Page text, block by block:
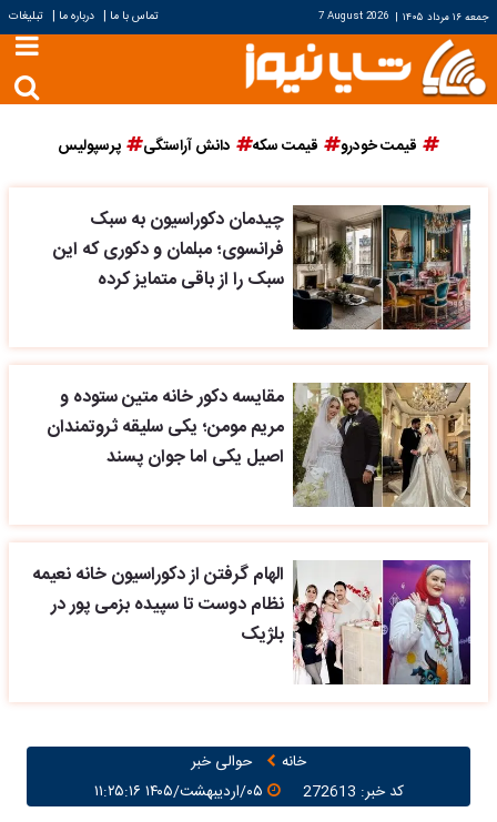
جمعه ۱۶ مرداد ۱۴۰۵ |
7 August 2026 تماس با ما | درباره ما | تبلیغات
قیمت خودرو قیمت سکه دانش آراستگی پرسپولیس
چیدمان دکوراسیون به سبک
فرانسوی؛ مبلمان و دکوری که این
سبک را از باقی متمایز کرده
مقایسه دکور خانه متین ستوده و
مریم مومن؛ یکی سلیقه ثروتمندان
اصیل یکی اما جوان پسند
الهام گرفتن از دکوراسیون خانه نعیمه
نظام دوست تا سپیده بزمی پور در
بلژیک
خانه
حوالی خبر
کد خبر: 272613